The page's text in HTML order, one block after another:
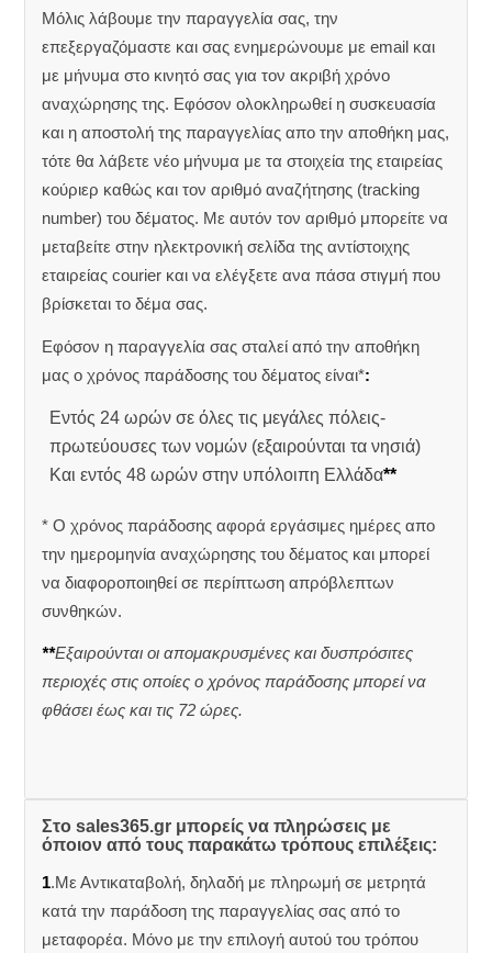
Μόλις λάβουμε την παραγγελία σας, την
επεξεργαζόμαστε και σας ενημερώνουμε με email και
με μήνυμα στο κινητό σας για τον ακριβή χρόνο
αναχώρησης της. Εφόσον ολοκληρωθεί η συσκευασία
και η αποστολή της παραγγελίας απο την αποθήκη μας,
τότε θα λάβετε νέο μήνυμα με τα στοιχεία της εταιρείας
κούριερ καθώς και τον αριθμό αναζήτησης (tracking
number) του δέματος. Με αυτόν τον αριθμό μπορείτε να
μεταβείτε στην ηλεκτρονική σελίδα της αντίστοιχης
εταιρείας courier και να ελέγξετε ανα πάσα στιγμή που
βρίσκεται το δέμα σας.
Εφόσον η παραγγελία σας σταλεί από την αποθήκη
μας ο χρόνος παράδοσης του δέματος είναι*:
Εντός 24 ωρών σε όλες τις μεγάλες πόλεις-
πρωτεύουσες των νομών (εξαιρούνται τα νησιά)
Και εντός 48 ωρών στην υπόλοιπη Ελλάδα**
* Ο χρόνος παράδοσης αφορά εργάσιμες ημέρες απο
την ημερομηνία αναχώρησης του δέματος και μπορεί
να διαφοροποιηθεί σε περίπτωση απρόβλεπτων
συνθηκών.
**Εξαιρούνται οι απομακρυσμένες και δυσπρόσιτες
περιοχές στις οποίες ο χρόνος παράδοσης μπορεί να
φθάσει έως και τις 72 ώρες.
Στο sales365.gr μπορείς να πληρώσεις με
όποιον από τους παρακάτω τρόπους επιλέξεις:
1.Με Αντικαταβολή, δηλαδή με πληρωμή σε μετρητά
κατά την παράδοση της παραγγελίας σας από το
μεταφορέα. Μόνο με την επιλογή αυτού του τρόπου